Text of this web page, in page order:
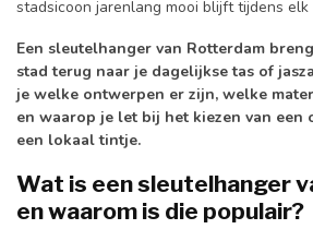
stadsicoon jarenlang mooi blijft tijdens
Een sleutelhanger van Rotterdam
stad terug naar je dagelijkse tas of
je welke ontwerpen er zijn, welke
en waarop je let bij het kiezen van een
een lokaal tintje.
Wat is een sleutelhanger
en waarom is die populair?